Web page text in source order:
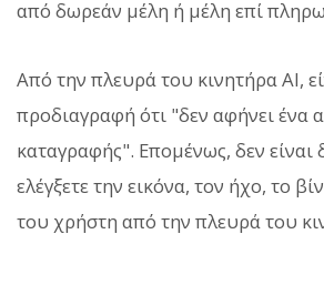
από δωρεάν μέλη ή μέλη επί
Από την πλευρά του κινητήρα AI,
προδιαγραφή ότι "δεν αφήνει ένα
καταγραφής". Επομένως, δεν είναι
ελέγξετε την εικόνα, τον ήχο, το
του χρήστη από την πλευρά του